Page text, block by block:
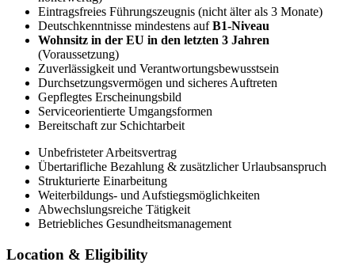
Eintragsfreies Führungszeugnis (nicht älter als 3 Monate)
Deutschkenntnisse mindestens aufB1-Niveau
Wohnsitz in der EU in den letzten 3 Jahren
(Voraussetzung)
Zuverlässigkeit und Verantwortungsbewusstsein
Durchsetzungsvermögen und sicheres Auftreten
Gepflegtes Erscheinungsbild
Serviceorientierte Umgangsformen
Bereitschaft zur Schichtarbeit
Unbefristeter Arbeitsvertrag
Übertarifliche Bezahlung & zusätzlicher Urlaubsanspruch
Strukturierte Einarbeitung
Weiterbildungs- und Aufstiegsmöglichkeiten
Abwechslungsreiche Tätigkeit
Betriebliches Gesundheitsmanagement
Location & Eligibility